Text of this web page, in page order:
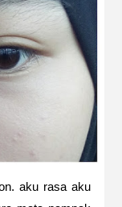
aku rasa aku